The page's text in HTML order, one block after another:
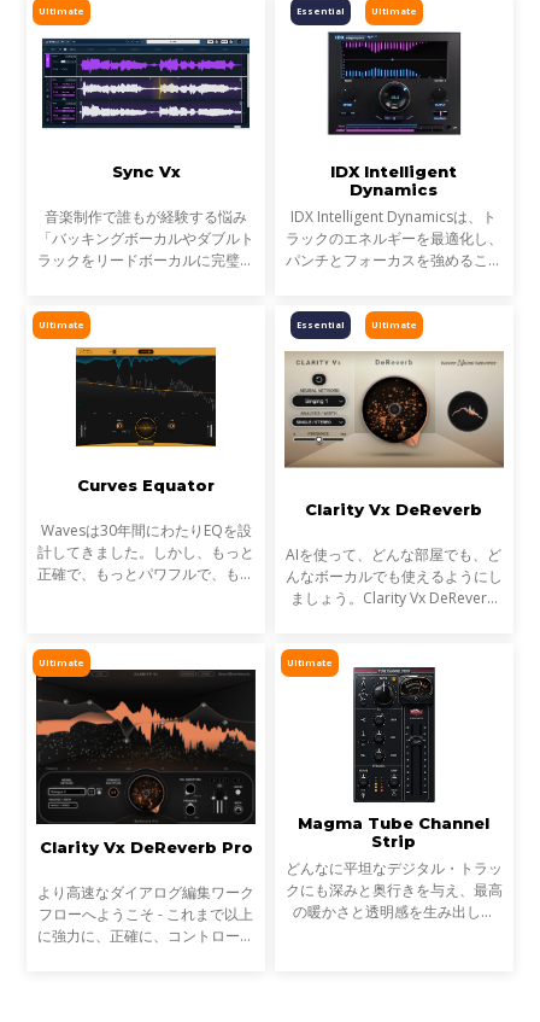
イブ音声のトリートメントに最適
です。
げてきました。そして、ついに
EQにも革命が起こります。
Ultimate
Sync Vx
音楽制作で誰もが経験する悩み
「バッキングボーカルやダブルト
ラックをリードボーカルに完璧に
ックが、プロフェッショナルな仕
上がりとアマチュア感の分
Ultimate
Essential
IDX Intelligent
Dynamics
IDX Intelligent Dynamicsは、ト
ラックのエネルギーを最適化し、
パンチとフォーカスを強めること
Ultimate
Curves Equator
Wavesは30年間にわたりEQを設
計してきました。しかし、もっと
正確で、もっとパワフルで、もっ
ローのほとんどすべての面
Ultimate
Essential
Clarity Vx DeReverb
AIを使って、どんな部屋でも、ど
んなボーカルでも使えるようにし
ましょう。Clarity Vx DeReverb
ダイアログのレコーディングを瞬
時に、最高の忠実度で
Ultimate
Clarity Vx DeReverb Pro
より高速なダイアログ編集ワーク
フローへようこそ - これまで以上
に強力に、正確に、コントロール
Ultimate
Magma Tube Channel
Strip
どんなに平坦なデジタル・トラッ
クにも深みと奥行きを与え、最高
の暖かさと透明感を生み出しま